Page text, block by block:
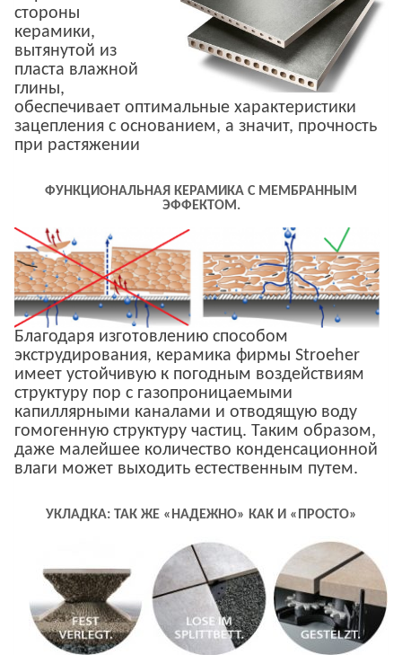
стороны
керамики,
вытянутой из
пласта влажной
глины,
обеспечивает оптимальные характеристики
зацепления с основанием, а значит, прочность
при растяжении
ФУНКЦИОНАЛЬНАЯ КЕРАМИКА С МЕМБРАННЫМ
ЭФФЕКТОМ.
Благодаря изготовлению способом
экструдирования, керамика фирмы Stroeher
имеет устойчивую к погодным воздействиям
структуру пор с газопроницаемыми
капиллярными каналами и отводящую воду
гомогенную структуру частиц. Таким образом,
даже малейшее количество конденсационной
влаги может выходить естественным путем.
УКЛАДКА: ТАК ЖЕ «НАДЕЖНО» КАК И «ПРОСТО»